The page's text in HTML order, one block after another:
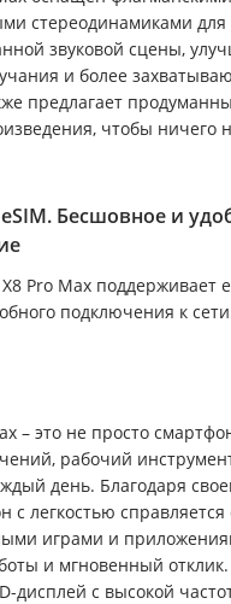
стереодинамиками для
звуковой сцены,
и более
предлагает
чтобы ничего
Бесшовное и
Pro Max поддерживает
подключения к
– это не просто
рабочий
день. Благодаря
с легкостью
играми и
и мгновенный
дисплей с высокой